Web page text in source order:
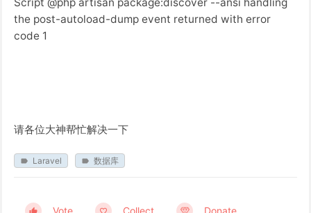
the post-autoload-dump event returned with error
code 1
请各位大神帮忙解决一下
Laravel 数据库